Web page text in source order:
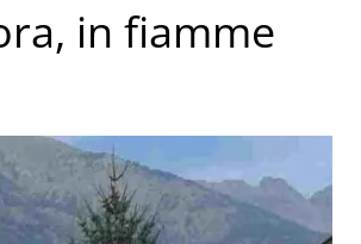
in fiamme